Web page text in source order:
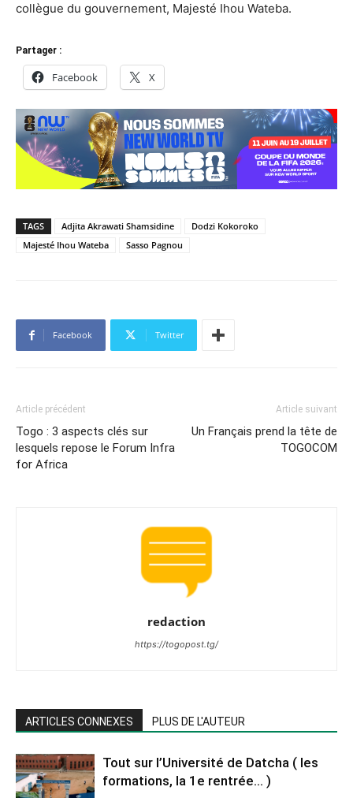
collègue du gouvernement, Majesté Ihou Wateba.
Partager :
Facebook X
TAGS Adjita Akrawati Shamsidine
Dodzi Kokoroko
Majesté Ihou Wateba
Sasso Pagnou
Facebook Twitter
Article précédent
Togo : 3 aspects clés sur
lesquels repose le Forum Infra
for Africa
Article suivant
Un Français prend la tête de
TOGOCOM
redaction
https://togopost.tg/
ARTICLES CONNEXES PLUS DE L'AUTEUR
Tout sur l’Université de Datcha ( les
formations, la 1e rentrée… )